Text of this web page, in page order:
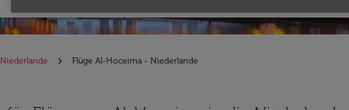
Flüge Al-Hoceima - Niederlande